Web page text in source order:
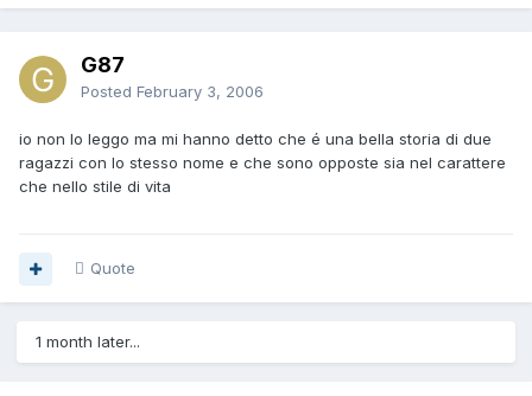
G87
Posted February 3, 2006
io non lo leggo ma mi hanno detto che é una bella storia di due
ragazzi con lo stesso nome e che sono opposte sia nel carattere
che nello stile di vita
Quote
1 month later...